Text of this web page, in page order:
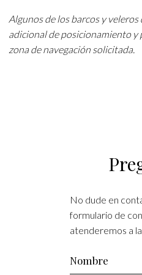
Algunos de los barcos y
adicional de posicionamiento
zona de navegación solicitada.
No dude en
formulario de
atenderemos a